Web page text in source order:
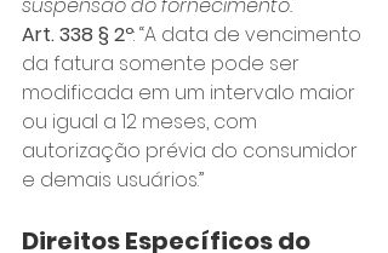
Art. 338 § 2º: “A data de vencimento
da fatura somente pode ser
modificada em um intervalo maior
ou igual a 12 meses, com
autorização prévia do consumidor
e demais usuários.”
Direitos Específicos do